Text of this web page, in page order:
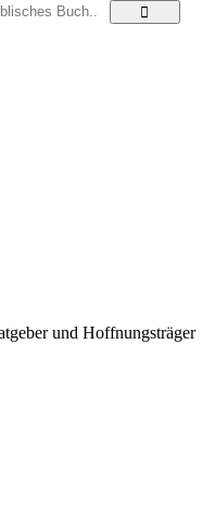
und Hoffnungsträger